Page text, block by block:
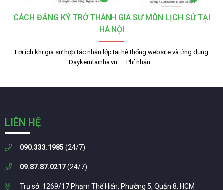
CÁCH ĐĂNG KÝ TRỞ THÀNH GIA SƯ MÔN LỊCH SỬ TẠI
HÀ NỘI
Lợi ích khi gia sư hợp tác nhận lớp tại hệ thống website và ứng dụng
Daykemtainha.vn: – Phí nhận…
LIÊN HỆ
090.333.1985 (24/7)
09.87.87.0217(24/7)
Trụ sở: 1269/17 Phạm Thế Hiển, Phường 5, Quận 8, HCM